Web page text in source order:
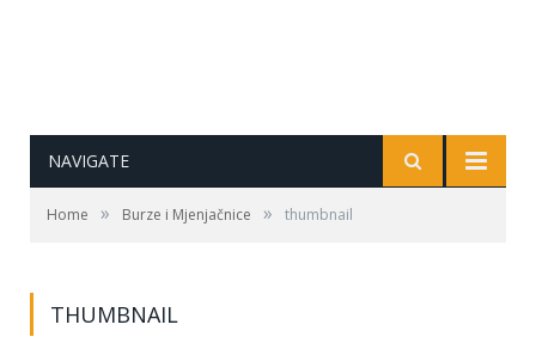
NAVIGATE
Home » Burze i Mjenjačnice » thumbnail
THUMBNAIL